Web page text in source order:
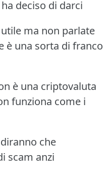
deciso di darci
ma non parlate
è una sorta di franco
è una criptovaluta
funziona come i
che
scam anzi